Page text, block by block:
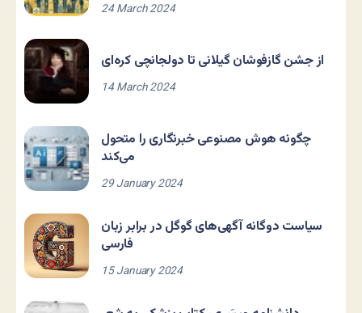
24 March 2024
از جشن گازفوشان گیلانی تا دولجانچی کره‌ای
14 March 2024
چگونه هوش مصنوعی خبرنگاری را متحول
می‌کند
29 January 2024
سیاست دوگانه آگهی‌های گوگل در برابر زبان
فارسی
15 January 2024